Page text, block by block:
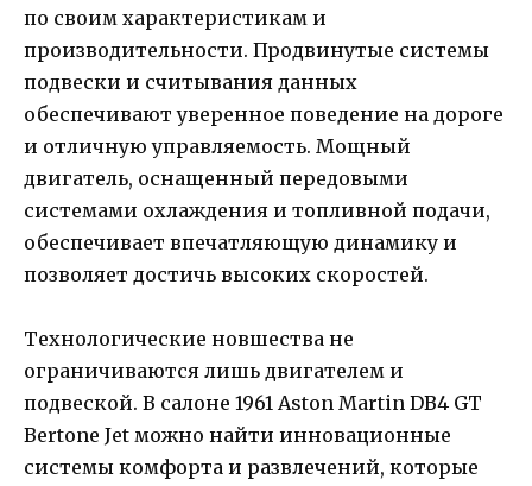
по своим характеристикам и
производительности. Продвинутые системы
подвески и считывания данных
обеспечивают уверенное поведение на дороге
и отличную управляемость. Мощный
двигатель, оснащенный передовыми
системами охлаждения и топливной подачи,
обеспечивает впечатляющую динамику и
позволяет достичь высоких скоростей.
Технологические новшества не
ограничиваются лишь двигателем и
подвеской. В салоне 1961 Aston Martin DB4 GT
Bertone Jet можно найти инновационные
системы комфорта и развлечений, которые